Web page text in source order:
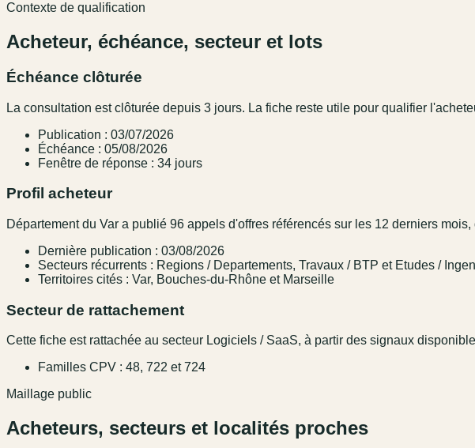
Contexte de qualification
Acheteur, échéance, secteur et lots
Échéance clôturée
La consultation est clôturée depuis 3 jours. La fiche reste utile pour qualifier
Publication : 03/07/2026
Échéance : 05/08/2026
Fenêtre de réponse : 34 jours
Profil acheteur
Département du Var a publié 96 appels d'offres référencés sur les 12 derniers
Dernière publication : 03/08/2026
Secteurs récurrents : Regions / Departements, Travaux / BTP et Etudes /
Territoires cités : Var, Bouches-du-Rhône et Marseille
Secteur de rattachement
Cette fiche est rattachée au secteur Logiciels / SaaS, à partir des signaux
Familles CPV : 48, 722 et 724
Maillage public
Acheteurs, secteurs et localités proches